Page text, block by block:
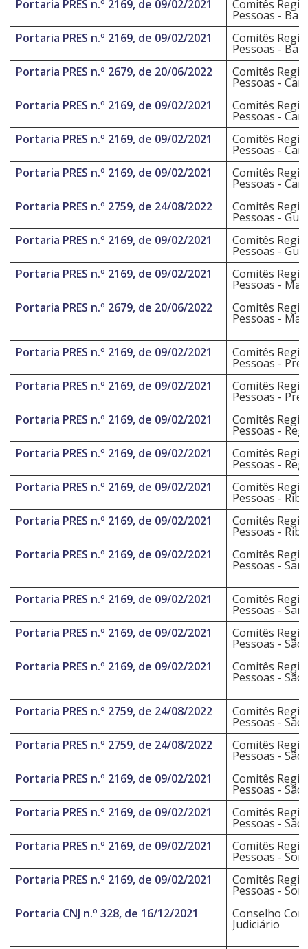
Portaria PRES n.º 2169, de 09/02/2021 Comitês
Pessoas -
Portaria PRES n.º 2169, de 09/02/2021
Comitês
Pessoas -
Portaria PRES n.º 2679, de 20/06/2022
Comitês
Pessoas -
Portaria PRES n.º 2169, de 09/02/2021
Comitês
Pessoas -
Portaria PRES n.º 2169, de 09/02/2021
Comitês
Pessoas -
Portaria PRES n.º 2169, de 09/02/2021
Comitês
Pessoas -
Portaria PRES n.º 2759, de 24/08/2022
Comitês
Pessoas -
Portaria PRES n.º 2169, de 09/02/2021
Comitês
Pessoas -
Portaria PRES n.º 2169, de 09/02/2021
Comitês
Pessoas -
Portaria PRES n.º 2679, de 20/06/2022
Comitês
Pessoas -
Portaria PRES n.º 2169, de 09/02/2021 Comitês
Pessoas -
Portaria PRES n.º 2169, de 09/02/2021
Comitês
Pessoas -
Portaria PRES n.º 2169, de 09/02/2021
Comitês
Pessoas -
Portaria PRES n.º 2169, de 09/02/2021
Comitês
Pessoas -
Portaria PRES n.º 2169, de 09/02/2021
Comitês
Pessoas -
Portaria PRES n.º 2169, de 09/02/2021
Comitês
Pessoas -
Portaria PRES n.º 2169, de 09/02/2021
Comitês
Pessoas -
Portaria PRES n.º 2169, de 09/02/2021 Comitês
Pessoas -
Portaria PRES n.º 2169, de 09/02/2021
Comitês
Pessoas -
Portaria PRES n.º 2169, de 09/02/2021
Comitês
Pessoas -
Portaria PRES n.º 2759, de 24/08/2022 Comitês
Pessoas -
Portaria PRES n.º 2759, de 24/08/2022
Comitês
Pessoas -
Portaria PRES n.º 2169, de 09/02/2021
Comitês
Pessoas -
Portaria PRES n.º 2169, de 09/02/2021
Comitês
Pessoas -
Portaria PRES n.º 2169, de 09/02/2021
Comitês
Pessoas -
Portaria PRES n.º 2169, de 09/02/2021
Comitês
Pessoas -
Portaria CNJ n.º 328, de 16/12/2021
Conselho
Judiciário